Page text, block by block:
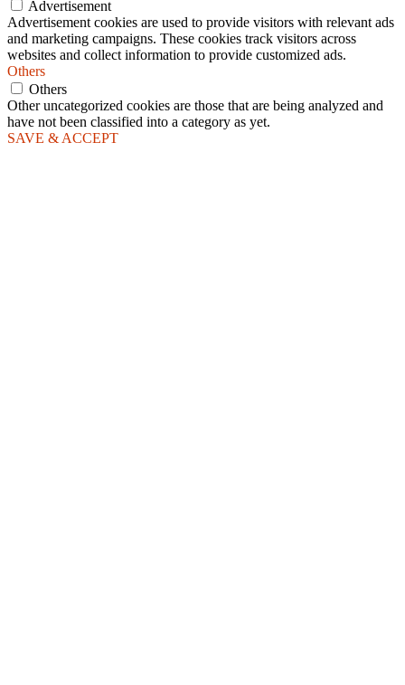
Advertisement
Advertisement cookies are used to provide visitors with relevant ads
and marketing campaigns. These cookies track visitors across
websites and collect information to provide customized ads.
Others
Others
Other uncategorized cookies are those that are being analyzed and
have not been classified into a category as yet.
SAVE & ACCEPT